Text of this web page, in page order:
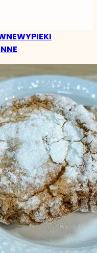
WYPIEKI